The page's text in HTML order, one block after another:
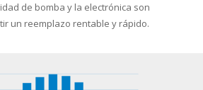
de bomba y la electrónica son
un reemplazo rentable y rápido.